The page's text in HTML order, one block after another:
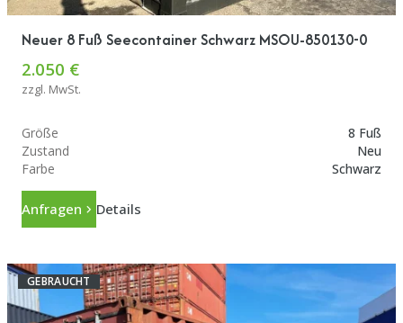
Neuer 8 Fuß Seecontainer Schwarz MSOU-850130-0
2.050 €
zzgl. MwSt.
Größe
8 Fuß
Zustand
Neu
Farbe
Schwarz
Anfragen Details
GEBRAUCHT